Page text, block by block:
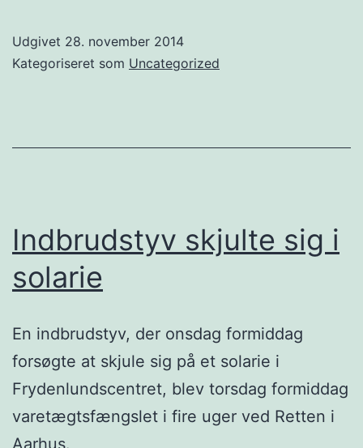
Udgivet 28. november 2014
Kategoriseret som Uncategorized
Indbrudstyv skjulte sig i
solarie
En indbrudstyv, der onsdag formiddag
forsøgte at skjule sig på et solarie i
Frydenlundscentret, blev torsdag formiddag
varetægtsfængslet i fire uger ved Retten i
Aarhus.